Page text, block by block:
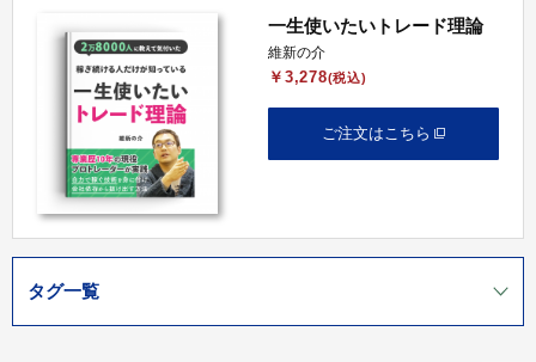
一生使いたいトレード理論
維新の介
￥3,278(税込)
ご注文はこちら
タグ一覧